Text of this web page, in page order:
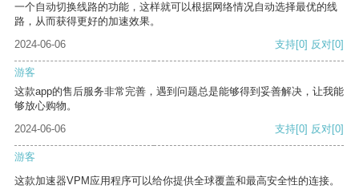
一个自动切换线路的功能，这样就可以根据网络情况自动选择最优的线
路，从而获得更好的加速效果。
2024-06-06
支持[0] 反对[0]
游客
这款app的售后服务非常完善，遇到问题总是能够得到妥善解决，让我能
够放心购物。
2024-06-06
支持[0] 反对[0]
游客
这款加速器VPM应用程序可以给你提供全球覆盖和最高安全性的连接。